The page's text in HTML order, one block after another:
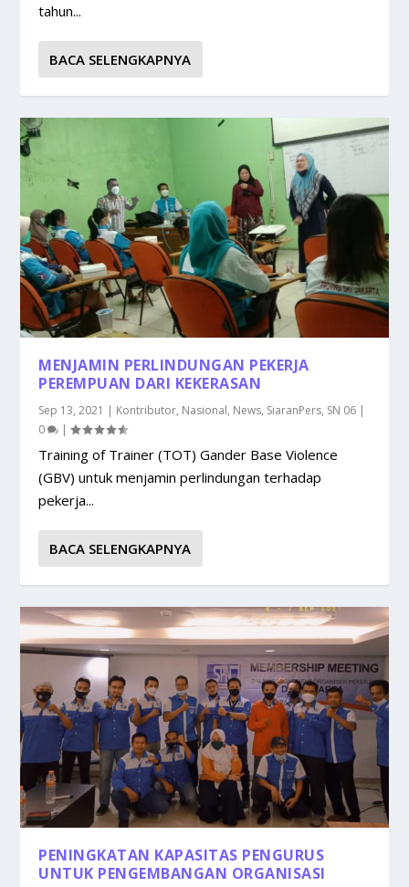
tahun...
BACA SELENGKAPNYA
MENJAMIN PERLINDUNGAN PEKERJA
PEREMPUAN DARI KEKERASAN
Sep 13, 2021 | Kontributor, Nasional, News, SiaranPers, SN 06 |
0
|
Training of Trainer (TOT) Gander Base Violence
(GBV) untuk menjamin perlindungan terhadap
pekerja...
BACA SELENGKAPNYA
PENINGKATAN KAPASITAS PENGURUS
UNTUK PENGEMBANGAN ORGANISASI